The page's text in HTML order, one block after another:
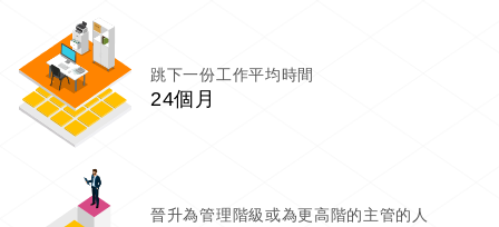
跳下一份工作平均時間
24個月
晉升為管理階級或為更高階的主管的人